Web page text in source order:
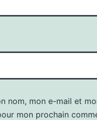
nom, mon e-mail et
mon prochain